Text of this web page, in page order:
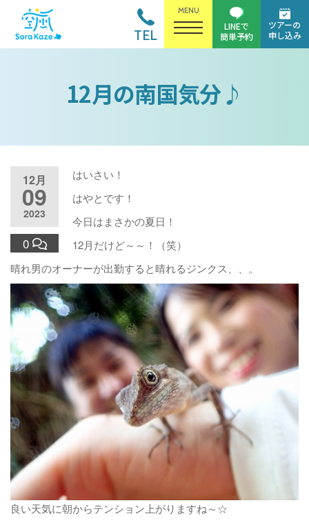
MENU
TEL
ツアーの
申し込み
LINEで
簡単予約
12月の南国気分♪
12月
09
2023
0
はいさい！
はやとです！
今日はまさかの夏日！
12月だけど～～！（笑）
晴れ男のオーナーが出勤すると晴れるジンクス、、。
良い天気に朝からテンション上がりますね～☆